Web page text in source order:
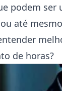
podem
até
de horas?